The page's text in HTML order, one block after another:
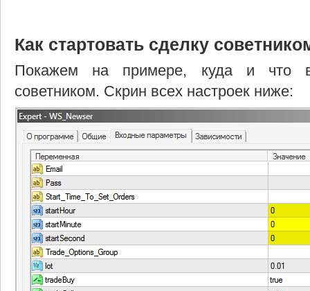
Как стартовать сделку
Покажем на примере, куда и что
советником. Скрин всех настроек ниже: